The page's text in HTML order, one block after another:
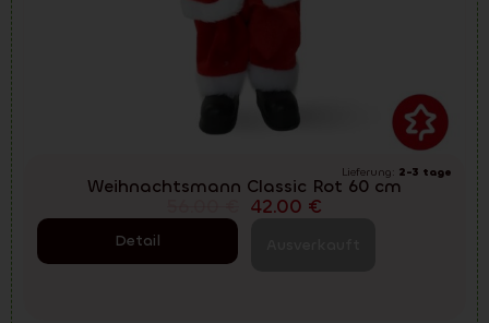
Lieferung: 2-3 tage
Weihnachtsmann Classic Rot 60 cm
42.00 €
Detail